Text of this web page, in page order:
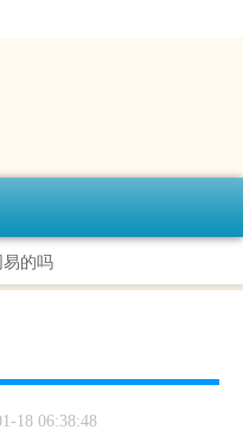
的吗
18 06:38:48